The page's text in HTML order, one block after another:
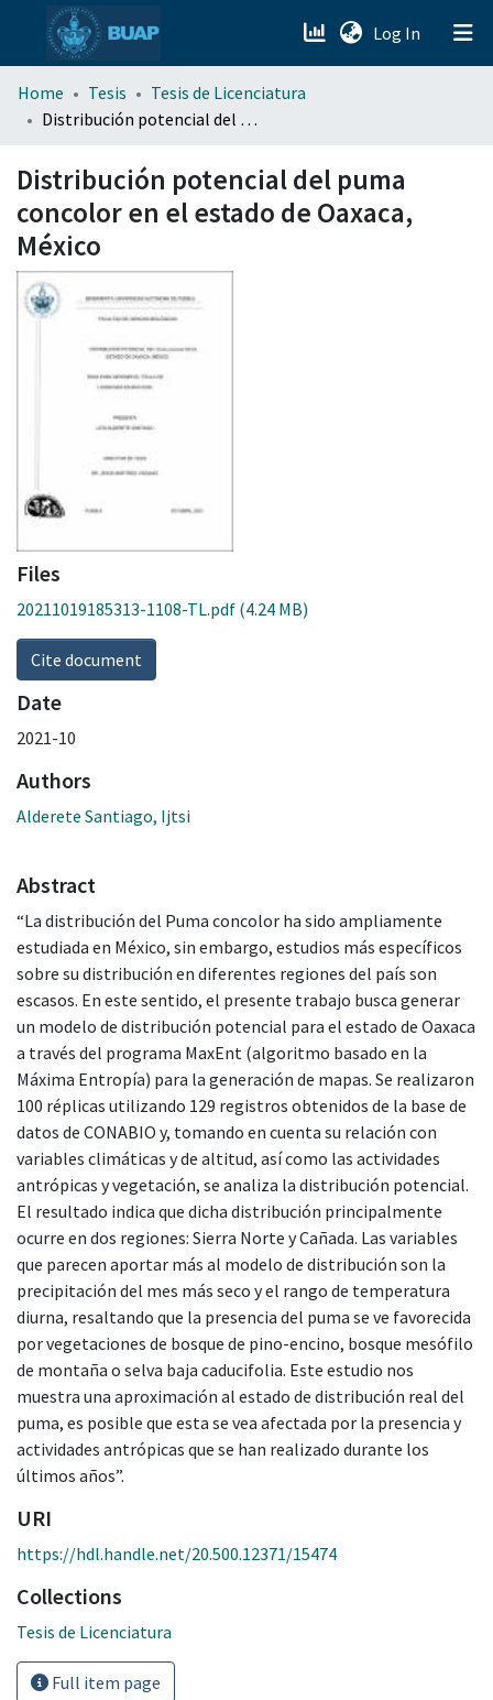
Log In (current)
menu.section.about_menu
Home Tesis
Tesis de Licenciatura
Distribución potencial del puma concolor en el estado de Oaxaca, México
Distribución potencial del puma
concolor en el estado de Oaxaca,
México
Files
20211019185313-1108-TL.pdf (4.24 MB)
Cite document
Date
2021-10
Authors
Alderete Santiago, Ijtsi
Abstract
“La distribución del Puma concolor ha sido ampliamente
estudiada en México, sin embargo, estudios más específicos
sobre su distribución en diferentes regiones del país son
escasos. En este sentido, el presente trabajo busca generar
un modelo de distribución potencial para el estado de Oaxaca
a través del programa MaxEnt (algoritmo basado en la
Máxima Entropía) para la generación de mapas. Se realizaron
100 réplicas utilizando 129 registros obtenidos de la base de
datos de CONABIO y, tomando en cuenta su relación con
variables climáticas y de altitud, así como las actividades
antrópicas y vegetación, se analiza la distribución potencial.
El resultado indica que dicha distribución principalmente
ocurre en dos regiones: Sierra Norte y Cañada. Las variables
que parecen aportar más al modelo de distribución son la
precipitación del mes más seco y el rango de temperatura
diurna, resaltando que la presencia del puma se ve favorecida
por vegetaciones de bosque de pino-encino, bosque mesófilo
de montaña o selva baja caducifolia. Este estudio nos
muestra una aproximación al estado de distribución real del
puma, es posible que esta se vea afectada por la presencia y
actividades antrópicas que se han realizado durante los
últimos años”.
URI
https://hdl.handle.net/20.500.12371/15474
Collections
Tesis de Licenciatura
Full item page